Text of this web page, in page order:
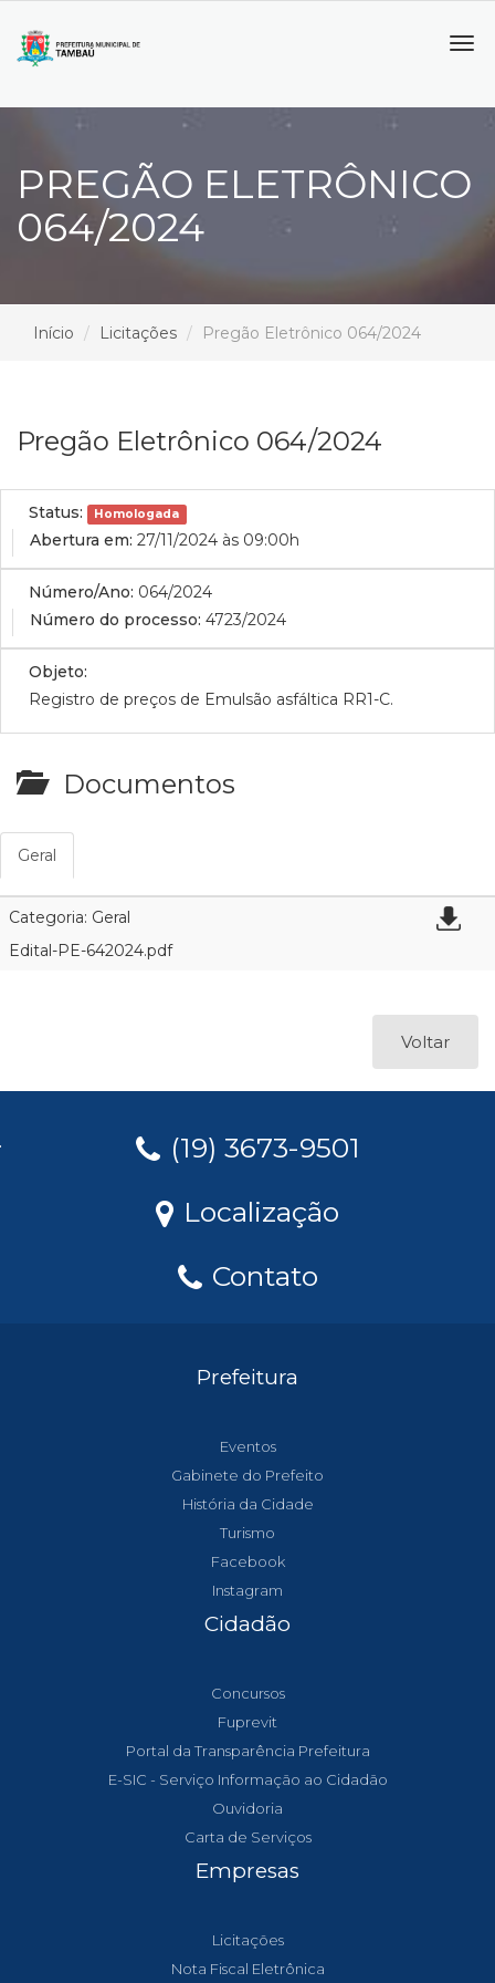
PREGÃO ELETRÔNICO
064/2024
Início Licitações Pregão Eletrônico 064/2024
Pregão Eletrônico 064/2024
Status: Homologada
Abertura em: 27/11/2024 às 09:00h
Número/Ano: 064/2024
Número do processo: 4723/2024
Objeto:
Registro de preços de Emulsão asfáltica RR1-C.
Documentos
Geral
Categoria: Geral
Edital-PE-642024.pdf
Voltar
(19) 3673-9501
Localização
Contato
Prefeitura
Eventos
Gabinete do Prefeito
História da Cidade
Turismo
Facebook
Instagram
Cidadão
Concursos
Fuprevit
Portal da Transparência Prefeitura
E-SIC - Serviço Informação ao Cidadão
Ouvidoria
Carta de Serviços
Empresas
Licitações
Nota Fiscal Eletrônica